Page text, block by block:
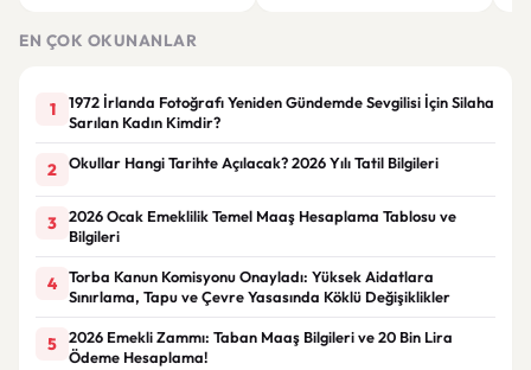
EN ÇOK OKUNANLAR
1
1972 İrlanda Fotoğrafı Yeniden Gündemde Sevgilisi İçin Silaha
Sarılan Kadın Kimdir?
2 Okullar Hangi Tarihte Açılacak? 2026 Yılı Tatil Bilgileri
3
2026 Ocak Emeklilik Temel Maaş Hesaplama Tablosu ve
Bilgileri
4
Torba Kanun Komisyonu Onayladı: Yüksek Aidatlara
Sınırlama, Tapu ve Çevre Yasasında Köklü Değişiklikler
5
2026 Emekli Zammı: Taban Maaş Bilgileri ve 20 Bin Lira
Ödeme Hesaplama!